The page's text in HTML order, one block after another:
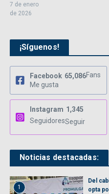
7 de enero
de 2026
¡Síguenos!
Facebook 65,086Fans
Me gusta
Instagram 1,345
SeguidoresSeguir
Noticias destacadas:
1
Del
opta